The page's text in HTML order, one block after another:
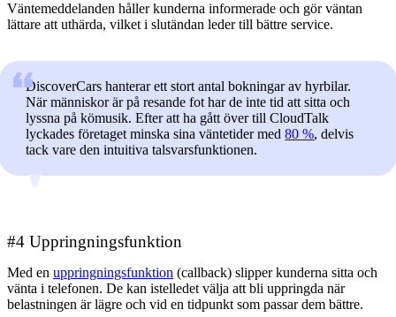
Väntemeddelanden håller kunderna informerade och gör väntan
lättare att uthärda, vilket i slutändan leder till bättre service.
DiscoverCars hanterar ett stort antal bokningar av hyrbilar.
När människor är på resande fot har de inte tid att sitta och
lyssna på kömusik. Efter att ha gått över till CloudTalk
lyckades företaget minska sina väntetider med80 %, delvis
tack vare den intuitiva talsvarsfunktionen.
#4 Uppringningsfunktion
Med en uppringningsfunktion (callback) slipper kunderna sitta och
vänta i telefonen. De kan istelledet välja att bli uppringda när
belastningen är lägre och vid en tidpunkt som passar dem bättre.